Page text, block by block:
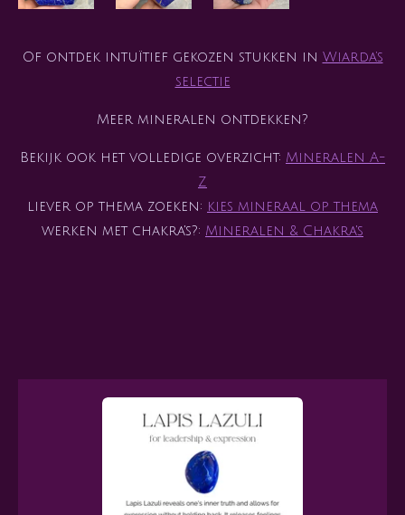
Of ontdek intuïtief gekozen stukken in Wiarda’s
selectie
Meer mineralen ontdekken?
Bekijk ook het volledige overzicht: Mineralen A-
Z
liever op thema zoeken: kies mineraal op thema
werken met chakra's?: Mineralen & Chakra's